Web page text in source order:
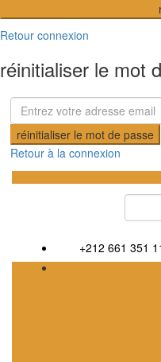
Retour connexion
réinitialiser le mot
réinitialiser le mot de passe
Retour à la connexion
+212 661 351